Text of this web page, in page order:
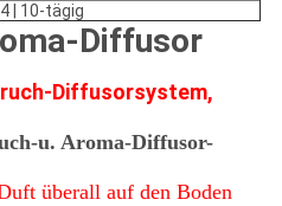
4 | 10-tägig
Diffusor
Diffusorsystem,
u. Aroma-Diffusor-
überall auf den Boden